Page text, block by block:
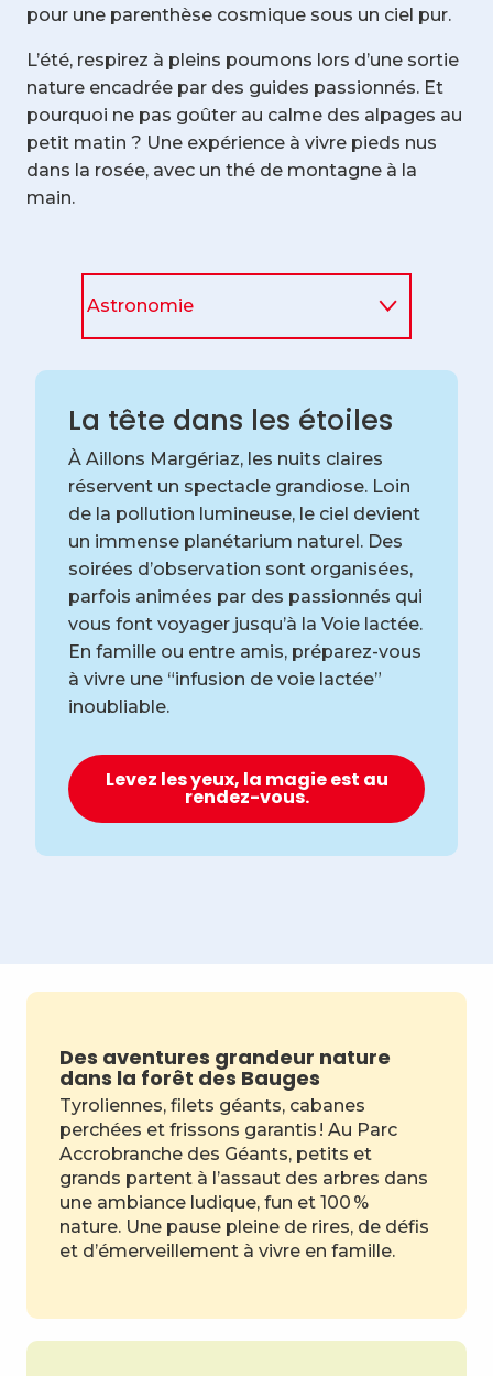
pour une parenthèse cosmique sous un ciel pur.
L’été, respirez à pleins poumons lors d’une sortie
nature encadrée par des guides passionnés. Et
pourquoi ne pas goûter au calme des alpages au
petit matin ? Une expérience à vivre pieds nus
dans la rosée, avec un thé de montagne à la
main.
Astronomie
Spéléologie
Autres activités
La tête dans les étoiles
À Aillons Margériaz, les nuits claires
réservent un spectacle grandiose. Loin
de la pollution lumineuse, le ciel devient
un immense planétarium naturel. Des
soirées d’observation sont organisées,
parfois animées par des passionnés qui
vous font voyager jusqu’à la Voie lactée.
En famille ou entre amis, préparez-vous
à vivre une “infusion de voie lactée”
inoubliable.
Levez les yeux, la magie est au
rendez-vous.
Des aventures grandeur nature
dans la forêt des Bauges
Tyroliennes, filets géants, cabanes
perchées et frissons garantis ! Au Parc
Accrobranche des Géants, petits et
grands partent à l’assaut des arbres dans
une ambiance ludique, fun et 100 %
nature. Une pause pleine de rires, de défis
et d’émerveillement à vivre en famille.